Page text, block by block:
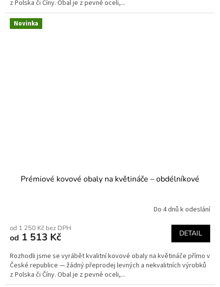
z Polska či Číny. Obal je z pevné oceli,...
Novinka
Prémiové kovové obaly na květináče – obdélníkové
Do 4 dnů k odeslání
od 1 250 Kč bez DPH
od 1 513 Kč DETAIL
Rozhodli jsme se vyrábět kvalitní kovové obaly na květináče přímo v
České republice — žádný přeprodej levných a nekvalitních výrobků
z Polska či Číny. Obal je z pevné oceli,...